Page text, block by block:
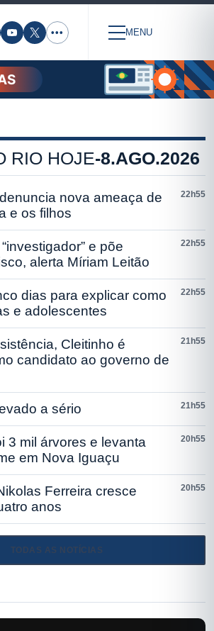
••• MENU
RIO HOJE-8.AGO.2026
nova ameaça de
e os filhos
22h55
e põe
alerta Míriam Leitão
22h55
dias para explicar como
e adolescentes
22h55
Cleitinho é
candidato ao governo de
21h55
a sério 21h55
3 mil árvores e levanta
em Nova Iguaçu
20h55
Ferreira cresce
anos
20h55
TODAS AS NOTÍCIAS